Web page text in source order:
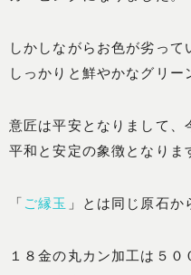
しかしながらお色が劣って
しっかりと鮮やかなグリー
意匠は平安となりまして、
平和と安定の象徴となりま
「 ご縁玉 」とは同じ原石か
１８金の丸カン加工は５０